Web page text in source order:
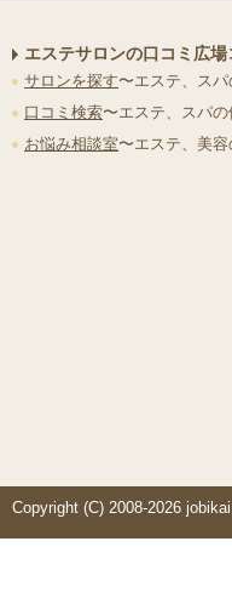
エステサロンの口コミ広場
サロンを探す〜エステ、ス
口コミ検索〜エステ、スパの
お悩み相談室〜エステ、美
Copyright (C) 2008-2026